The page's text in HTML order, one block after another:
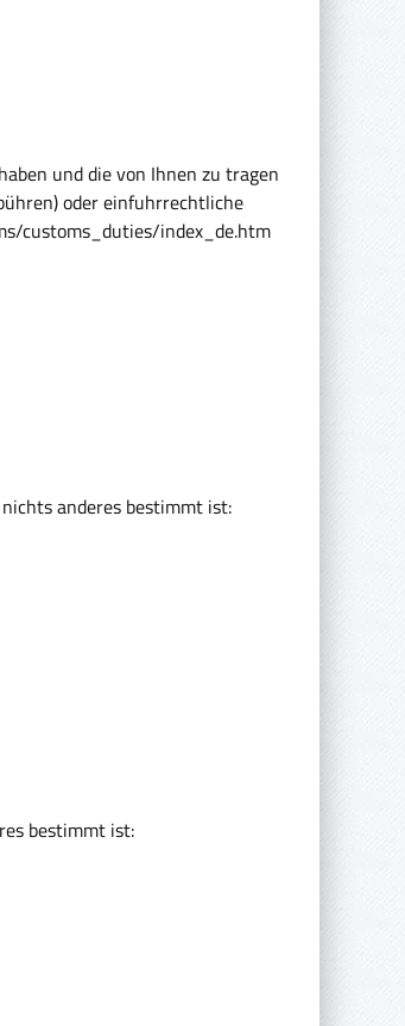
und die von Ihnen zu tragen
oder einfuhrrechtliche
customs_duties/index_de.htm
anderes bestimmt ist:
bestimmt ist: